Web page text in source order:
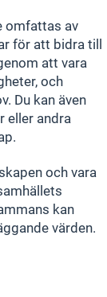
omfattas av
för att bidra till
att vara
och
Du kan även
eller andra
och vara
kan
värden.